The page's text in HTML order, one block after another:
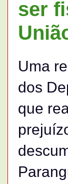
ser
Uma
dos
que